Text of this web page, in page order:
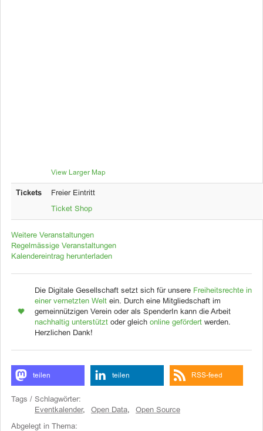
View Larger Map
Tickets Freier Eintritt
Ticket Shop
Weitere Veranstaltungen
Regelmässige Veranstaltungen
Kalendereintrag herunterladen
Die Digitale Gesellschaft setzt sich für unsere Freiheitsrechte in
einer vernetzten Welt ein. Durch eine Mitgliedschaft im
gemeinnützigen Verein oder als SpenderIn kann die Arbeit
nachhaltig unterstützt oder gleich online gefördert werden.
Herzlichen Dank!
teilen teilen RSS-feed
Tags / Schlagwörter:
Eventkalender, Open Data, Open Source
Abgelegt in Thema: